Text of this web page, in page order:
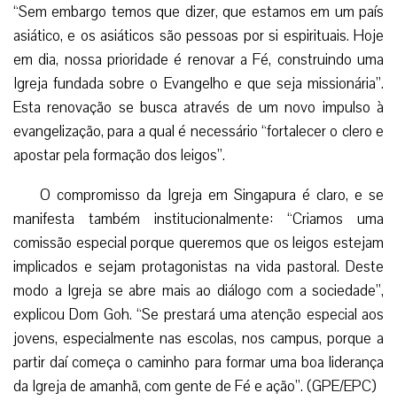
“Sem embargo temos que dizer, que estamos em um país
asiático, e os asiáticos são pessoas por si espirituais. Hoje
em dia, nossa prioridade é renovar a Fé, construindo uma
Igreja fundada sobre o Evangelho e que seja missionária”.
Esta renovação se busca através de um novo impulso à
evangelização, para a qual é necessário “fortalecer o clero e
apostar pela formação dos leigos”.
O compromisso da Igreja em Singapura é claro, e se
manifesta também institucionalmente: “Criamos uma
comissão especial porque queremos que os leigos estejam
implicados e sejam protagonistas na vida pastoral. Deste
modo a Igreja se abre mais ao diálogo com a sociedade”,
explicou Dom Goh. “Se prestará uma atenção especial aos
jovens, especialmente nas escolas, nos campus, porque a
partir daí começa o caminho para formar uma boa liderança
da Igreja de amanhã, com gente de Fé e ação”. (GPE/EPC)